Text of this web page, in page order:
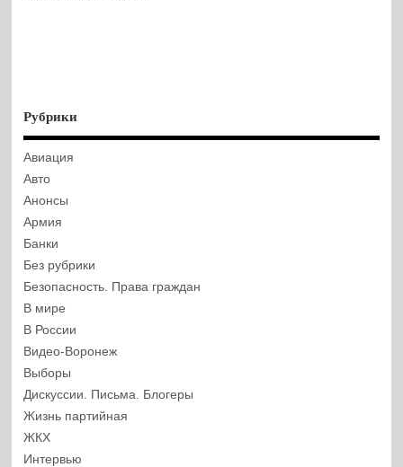
Рубрики
Авиация
Авто
Анонсы
Армия
Банки
Без рубрики
Безопасность. Права граждан
В мире
В России
Видео-Воронеж
Выборы
Дискуссии. Письма. Блогеры
Жизнь партийная
ЖКХ
Интервью